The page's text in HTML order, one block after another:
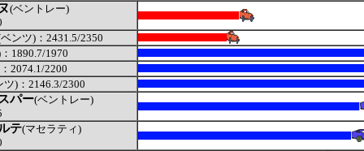
(ベントレー)
ンツ)：2431.5/2350
1890.7/1970
2074.1/2200
ツ)：2146.3/2300
パー(ベントレー)
テ(マセラティ)